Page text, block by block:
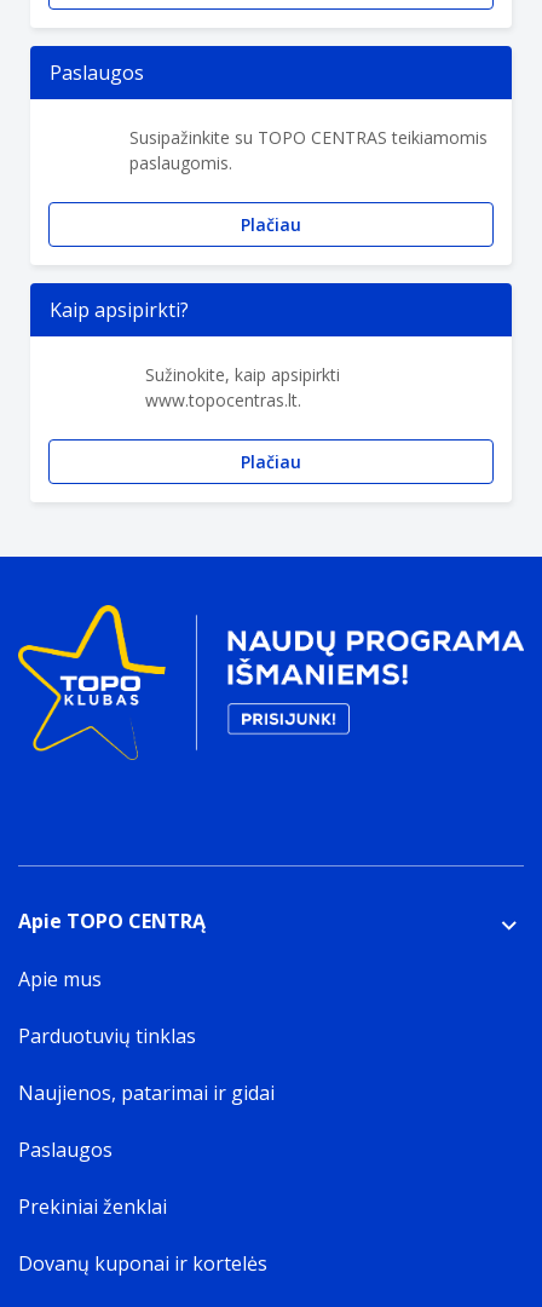
Paslaugos
Susipažinkite su TOPO CENTRAS teikiamomis
paslaugomis.
Plačiau
Kaip apsipirkti?
Sužinokite, kaip apsipirkti
www.topocentras.lt.
Plačiau
Apie TOPO CENTRĄ
Apie mus
Parduotuvių tinklas
Naujienos, patarimai ir gidai
Paslaugos
Prekiniai ženklai
Dovanų kuponai ir kortelės